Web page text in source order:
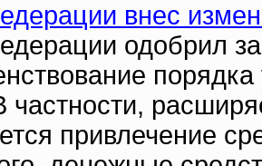
внес
одобрил
порядка
привлечение